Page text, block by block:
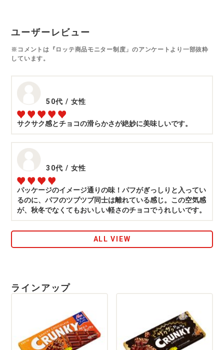
ユーザーレビュー
※コメントは『ロッテ商品モニター制度」のアンケートより一部抜粋
しています。
50代 / 女性
サクサク感とチョコの滑らかさが絶妙に美味しいです。
30代 / 女性
パッケージのイメージ通りの味！パフがぎっしりと入ってい
るのに、パフのツブツブ同士は離れている感じ。この空気感
が、秋冬でなくてもおいしい軽さのチョコでうれしいです。
ALL VIEW
ラインアップ